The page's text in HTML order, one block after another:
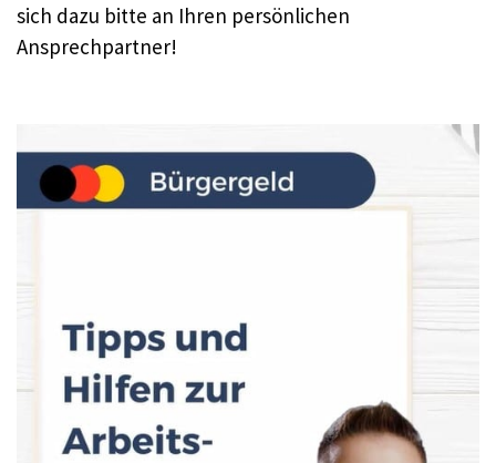
sich dazu bitte an Ihren persönlichen
Ansprechpartner!